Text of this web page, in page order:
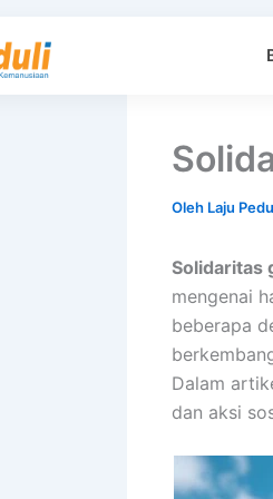
Oleh Laju
Solidaritas
mengenai
beberapa
Dalam
dan aksi